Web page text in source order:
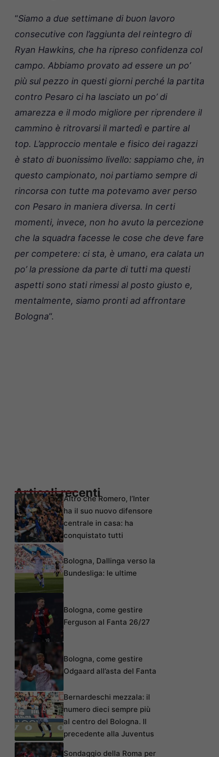
“Siamo a due settimane di buon lavoro
consecutive con l’aggiunta del reintegro di
Ryan Hawkins, che ha ripreso confidenza col
campo. Abbiamo provato ad essere un po’
più sul pezzo in questi giorni perché la partita
contro Pesaro ci ha lasciato un po’ di
amarezza e il modo migliore per riprendere il
cammino è ritrovarsi il martedì e partire al
top. L’approccio mentale e fisico dei ragazzi
è stato di buonissimo livello: sappiamo che, in
questo campionato, noi partiamo sempre di
rincorsa con tutte ma potevamo aver perso
con Pesaro in maniera diversa. In certi
momenti, invece, non ho avuto la percezione
che la squadra facesse le cose che deve fare
per competere: ci sta, è umano, era calata un
po’ la pressione da parte di tutti ma questi
aspetti sono stati rimessi al posto giusto e,
mentalmente, siamo pronti ad affrontare
Bologna“.
Articoli recentiAltro che Romero, l’Inter
ha il suo nuovo difensore
centrale in casa: ha
conquistato tutti
Bologna, Dallinga verso la
Bundesliga: le ultime
Bologna, come gestire
Ferguson al Fanta 26/27
Bologna, come gestire
Odgaard all’asta del Fanta
Bernardeschi mezzala: il
numero dieci sempre più
al centro del Bologna. Il
precedente alla Juventus
Sondaggio della Roma per